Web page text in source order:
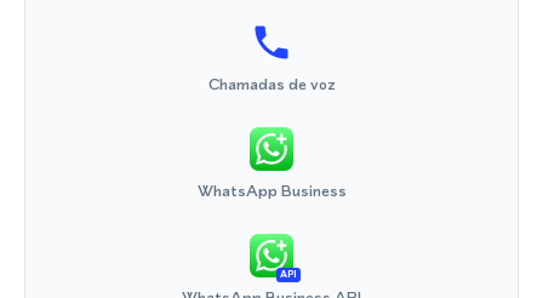
Chamadas de voz
WhatsApp Business
API